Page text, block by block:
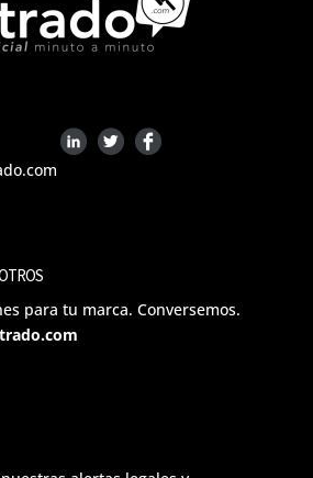
para tu marca. Conversemos.